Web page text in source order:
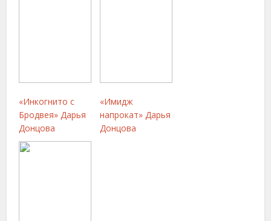
«Инкогнито с
Бродвея» Дарья
Донцова
«Имидж
напрокат» Дарья
Донцова